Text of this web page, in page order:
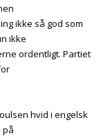
ikke så god som
ikke
ordentligt. Partiet
hvid i engelsk
på